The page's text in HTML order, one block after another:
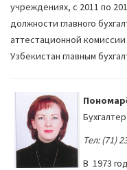
учреждениях, с 2011 по
должности главного
аттестационной
Узбекистан главным
Тел: (71)
В 1973